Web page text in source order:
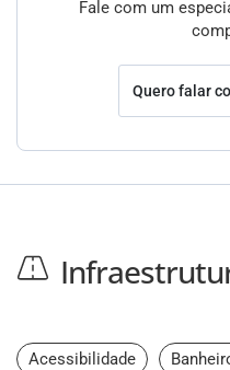
Fale com um
Quero falar
Acessibilidade